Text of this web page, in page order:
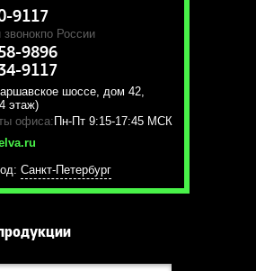
9117
по России
9896
9117
шоссе, дом 42,
этаж)
офиса: Пн-Пт 9:15-17:45 МСК
Санкт-Петербург